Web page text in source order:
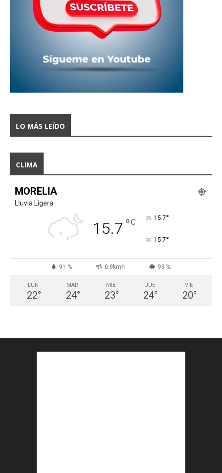
LO MÁS LEÍDO
CLIMA
MORELIA
Lluvia Ligera
15.7 °C 15.7°
15.7°
91 % 0.9kmh 93 %
LUN
22°
MAR
24°
MIÉ
23°
JUE
24°
VIE
20°